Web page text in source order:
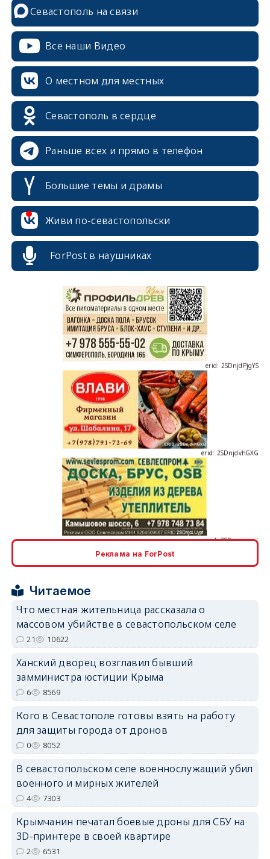
Севастополь на связи
Все наши Видео
О местном для местных
Севастополь в сердце
Раньше всех и прямо в телефон
Большие темы и драмы
Живи по-севастопольски
ForPost в наушниках
erid: 2SDnjcrDNw6
erid: 2SDnjdvhGXG
erid: 2SDnjdvhGXG
Реклама на ForPost
Читаемое
Что местная жительница рассказала о
массовом убийстве в севастопольском селе
21 10622
Ханский дворец возглавил бывший
замминистра юстиции Крыма
6 8569
Кого в Севастополе готовы взять на работу
для защиты города от дронов
0 8052
В севастопольском селе военнослужащий убил
военного и мирных жителей
4 7303
Крымчанин печатал боевые дроны для СБУ на
3D-принтере в своей квартире
2 6531